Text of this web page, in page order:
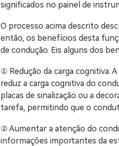
significados no painel de
O processo acima descrito
então, os benefícios desta
de condução. Eis alguns dos
① Redução da carga cognitiva:
reduz a carga cognitiva do
placas de sinalização ou a
tarefa, permitindo que o
② Aumentar a atenção do
informações importantes da